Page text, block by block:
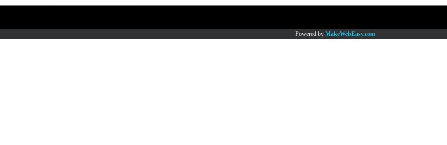
Powered by MakeWebEasy.com